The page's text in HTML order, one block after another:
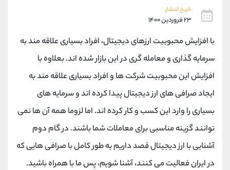
تاریخ انتشار
۲۳ فروردین ۱۴۰۰
با افزایش محبوبیت ارزهای دیجیتال، افراد بسیاری علاقه مند به
سرمایه گذاری و معامله گری در این بازار شده اند. بعلاوه با
افزایش این محبوبیت شرکت ها و افراد بسیاری علاقه مند به
ایجاد صرافی های ارز دیجیتال پیدا کرده اند و سرمایه های
بسیاری را وارد این کسب و کار کرده اند. اما لزوما همه آن ها نمی
توانند گزینه مناسبی برای معاملات شما باشند. در گام دوم
آشنایی با ارز دیجیتال قصد داریم به طور کامل با صرافی هایی که
در ایران فعالیت می کنند، آشنا شویم، پس ما با همراه باشید.
اطلاعات تماس (دفتر فروش)
تلفن 021-22021030
بدون پیش شماره 90001030
اینستاگرام @alireza.mehrabii
کانال تلگرام @alirezamehrabi_com